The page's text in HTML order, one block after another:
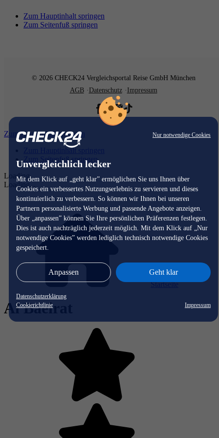
Nur notwendige Cookies
Unvergleichlich lecker
Mit dem Klick auf „geht klar” ermöglichen Sie uns Ihnen über
Cookies ein verbessertes Nutzungserlebnis zu servieren und dieses
kontinuierlich zu verbessern. So können wir Ihnen bei unseren
Partnern personalisierte Werbung und passende Angebote anzeigen.
Über „anpassen” können Sie Ihre persönlichen Präferenzen festlegen.
Dies ist auch nachträglich jederzeit möglich. Mit dem Klick auf „Nur
notwendige Cookies” werden lediglich technisch notwendige Cookies
gespeichert.
Anpassen Geht klar
Datenschutzerklärung
Cookierichtlinie
Impressum
Zum Hauptinhalt springen
Zum Seitenfuß springen
© 2026 CHECK24 Vergleichsportal Reise GmbH München
AGB
Datenschutz Impressum
Zum Hauptinhalt springen
Zum Hauptinhalt springen
Zum Seitenfuß springen
Loading...
Loading...
Startseite
Al Baeirat